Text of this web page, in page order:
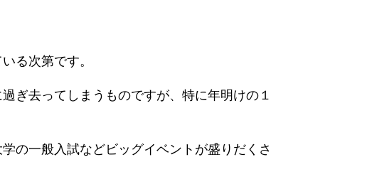
る次第です。
ぎ去ってしまうものですが、特に年明けの１
の一般入試などビッグイベントが盛りだくさ